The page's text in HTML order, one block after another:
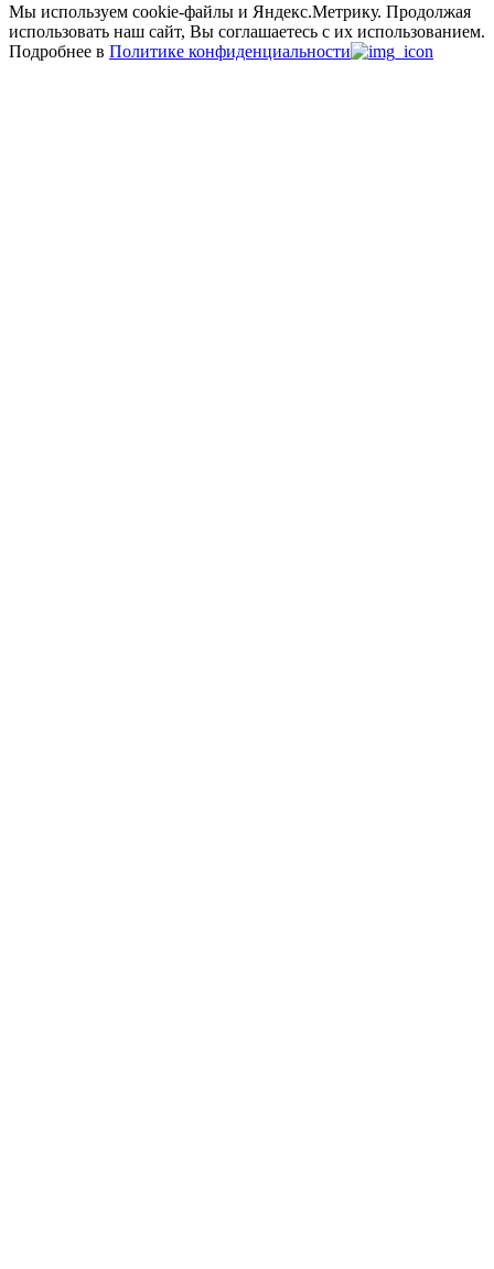
Мы используем cookie-файлы и Яндекс.Метрику. Продолжая
использовать наш сайт, Вы соглашаетесь с их использованием.
Подробнее в Политике конфиденциальности